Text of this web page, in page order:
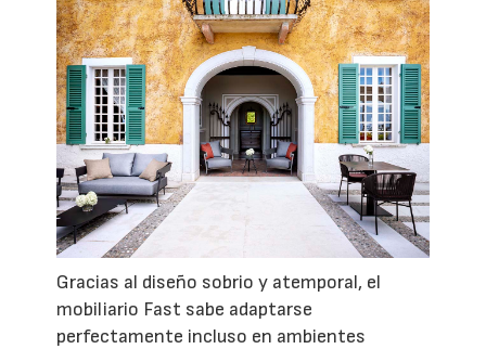
Gracias al diseño sobrio y atemporal, el
mobiliario Fast sabe adaptarse
perfectamente incluso en ambientes